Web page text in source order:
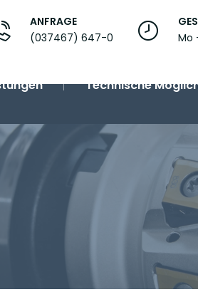
ANFRAGE
(037467) 647-0
Mo
Technische